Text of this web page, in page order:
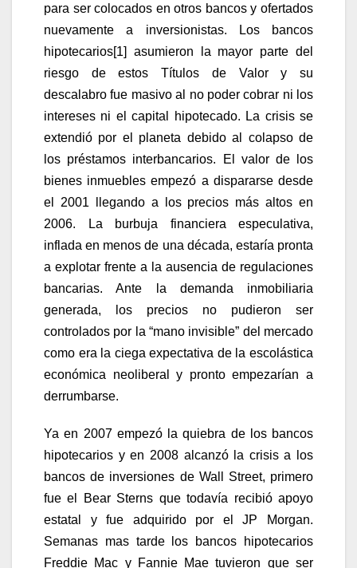
para ser colocados en otros bancos y ofertados
nuevamente a inversionistas. Los bancos
hipotecarios[1]
asumieron la mayor parte del
riesgo de estos Títulos de Valor y su
descalabro fue masivo al no poder cobrar ni los
intereses ni el capital hipotecado. La crisis se
extendió por el planeta debido al colapso de
los préstamos interbancarios. El valor de los
bienes inmuebles empezó a dispararse desde
el 2001 llegando a los precios más altos en
2006. La burbuja financiera especulativa,
inflada en menos de una década, estaría pronta
a explotar frente a la ausencia de regulaciones
bancarias. Ante la demanda inmobiliaria
generada, los precios no pudieron ser
controlados por la “mano invisible” del mercado
como era la ciega expectativa de la escolástica
económica neoliberal y pronto empezarían a
derrumbarse.
Ya en 2007 empezó la quiebra de los bancos
hipotecarios y en 2008 alcanzó la crisis a los
bancos de inversiones de Wall Street, primero
fue el Bear Sterns que todavía recibió apoyo
estatal y fue adquirido por el JP Morgan.
Semanas mas tarde los bancos hipotecarios
Freddie Mac y Fannie Mae tuvieron que ser